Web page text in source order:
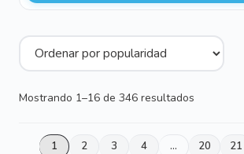
Mostrando 1–16 de 346 resultados
1 2 3 4 … 20 21